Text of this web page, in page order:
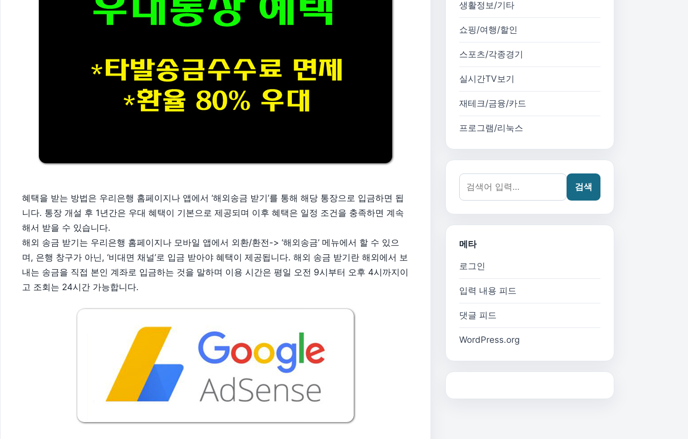
혜택을 받는 방법은 우리은행 홈페이지나 앱에서 ‘해외송금 받기’를 통해 해당 통장으로 입금하면 됩
니다. 통장 개설 후 1년간은 우대 혜택이 기본으로 제공되며 이후 혜택은 일정 조건을 충족하면 계속
해서 받을 수 있습니다.
해외 송금 받기는 우리은행 홈페이지나 모바일 앱에서 외환/환전-> ‘해외송금’ 메뉴에서 할 수 있으
며, 은행 창구가 아닌, ‘비대면 채널’로 입금 받아야 혜택이 제공됩니다. 해외 송금 받기란 해외에서 보
내는 송금을 직접 본인 계좌로 입금하는 것을 말하며 이용 시간은 평일 오전 9시부터 오후 4시까지이
고 조회는 24시간 가능합니다.
생활정보/기타
쇼핑/여행/할인
스포츠/각종경기
실시간TV보기
재테크/금융/카드
프로그램/리눅스
검색어:
검색
메타
로그인
입력 내용 피드
댓글 피드
WordPress.org